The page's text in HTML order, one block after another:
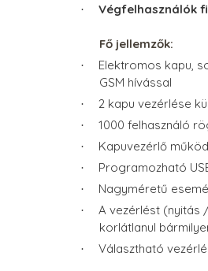
· Végfelhasználók
Fő jellemzők:
·
Elektromos kapu,
GSM hívással
· 2 kapu vezérlése
· 1000 felhasználó
· Kapuvezérlő
· Programozható
· Nagyméretű
·
A vezérlést (nyitás
korlátlanul
· Választható